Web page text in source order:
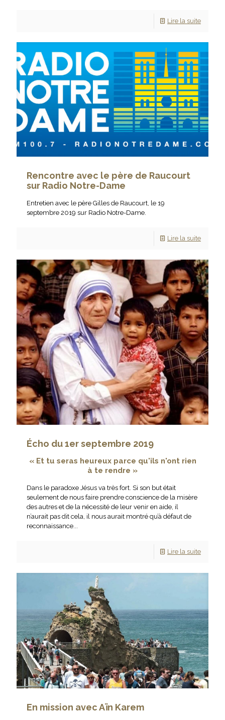
Lire la suite
Rencontre avec le père de Raucourt
sur Radio Notre-Dame
Entretien avec le père Gilles de Raucourt, le 19
septembre 2019 sur Radio Notre-Dame.
Lire la suite
Écho du 1er septembre 2019
« Et tu seras heureux parce qu'ils n'ont rien
à te rendre »
Dans le paradoxe Jésus va très fort. Si son but était
seulement de nous faire prendre conscience de la misère
des autres et de la nécessité de leur venir en aide, il
n’aurait pas dit cela, il nous aurait montré qu’à défaut de
reconnaissance...
Lire la suite
En mission avec Aïn Karem